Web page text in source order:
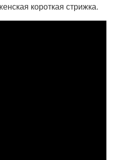
короткая стрижка.